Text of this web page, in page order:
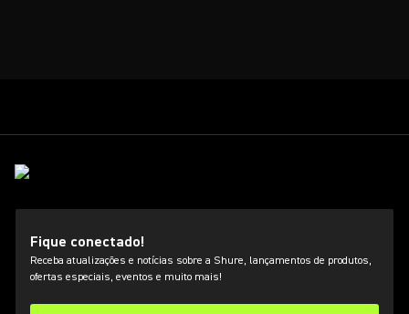
Fique conectado!
Receba atualizações e notícias sobre a Shure, lançamentos de produtos,
ofertas especiais, eventos e muito mais!